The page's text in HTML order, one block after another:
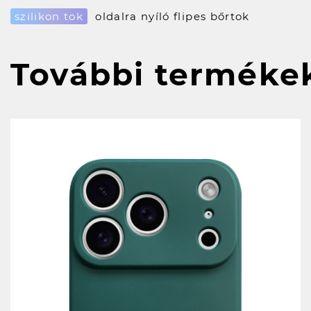
szilikon tok oldalra nyíló flipes bőrtok
További